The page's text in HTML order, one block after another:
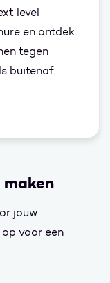
level
en ontdek
tegen
buitenaf.
jouw
voor een